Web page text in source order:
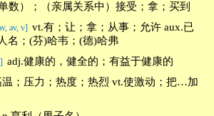
数）；（亲属关系中）接受；拿；买到
əv, v] vt.有；让；拿；从事；允许 aux.已
名；(芬)哈韦；(德)哈弗
adj.健康的，健全的；有益于健康的
温；压力；热度；热烈 vt.使激动；把…加